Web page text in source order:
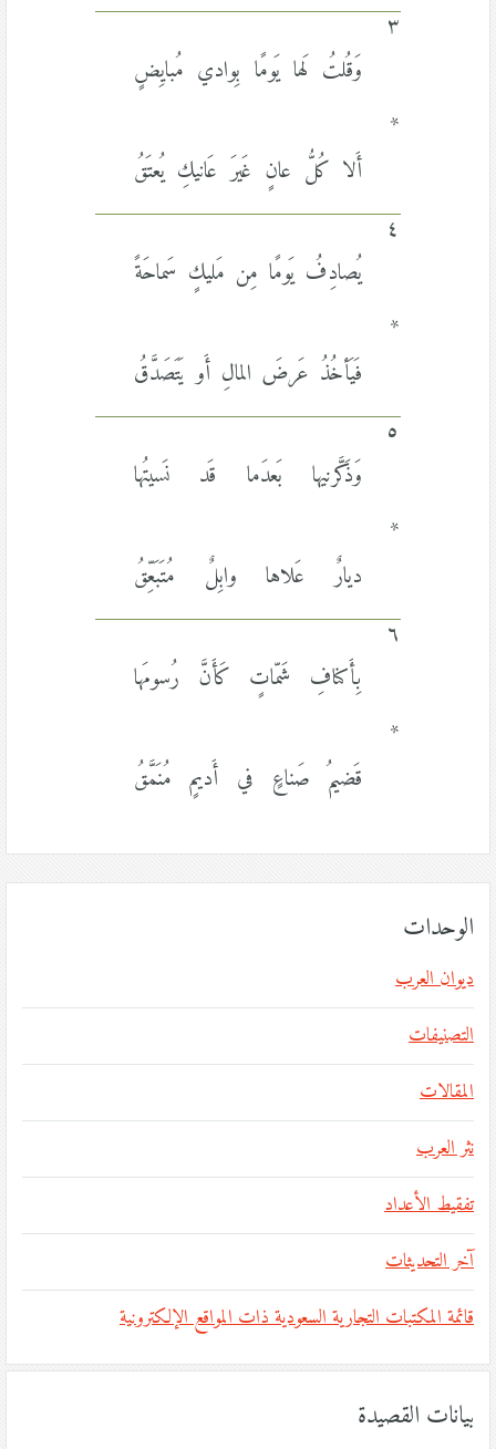
٣
وَقُلتُ لَها يَومًا بِوادي مُبايِضٍ
*
أَلا كُلُّ عانٍ غَيرَ عَانيكِ يُعتَقُ
٤
يُصادِفُ يَومًا مِن مَليكٍ سَماحَةً
*
فَيَأخُذُ عَرضَ المالِ أَو يَتَصَدَّقُ
٥
وَذَكَّرنيها بَعدَما قَد نَسيتُها
*
ديارٌ عَلاها وابِلٌ مُتَبَعِّقُ
٦
بِأَكنافِ شَمّاتٍ كَأَنَّ رُسومَها
*
قَضيمُ صَناعٍ في أَديمٍ مُنَمَّقُ
الوحدات
ديوان العرب
التصنيفات
المقالات
نثر العرب
تفقيط الأعداد
آخر التحديثات
قائمة المكتبات التجارية السعودية ذات المواقع الإلكترونية
بيانات القصيدة